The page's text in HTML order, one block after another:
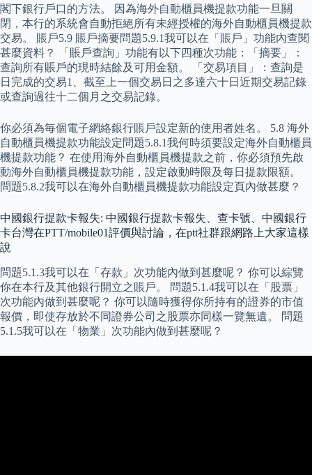
閣下銀行戶口的方法。 因為海外自動櫃員機提款功能一旦關
閉，本行的系統會自動拒絕所有未經授權的海外自動櫃員機提款
交易。 賬戶5.9 賬戶摘要問題5.9.1我可以在「賬戶」功能內查閱
甚麼資料？ 「賬戶查詢」功能有以下四種次功能：「摘要」：
查詢所有賬戶的現時結餘及可用金額。 「交易項目」：查詢是
日完成的交易1、截至上一個交易日之多達六十日近期交易記錄
或查詢過往十二個月之交易記錄。
你必須為毎個電子網絡銀行賬戶設定新的使用者姓名。 5.8 海外
自動櫃員機提款功能設定問題5.8.1我何時須要設定海外自動櫃員
機提款功能？ 在使用海外自動櫃員機提款之前，你必須預先啟
動海外自動櫃員機提款功能，設定啟動時限及每日提款限額。
問題5.8.2我可以在海外自動櫃員機提款功能設定頁內做甚麼？
中國銀行提款卡報失: 中國銀行提款卡報失、查卡號、中國銀行
卡台灣在PTT/mobile01評價與討論，在ptt社群跟網路上大家這樣
說
問題5.1.3我可以在「存款」次功能內做到甚麼呢？ 你可以綜覽
你在本行及其他銀行開立之賬戶。 問題5.1.4我可以在「股票」
次功能內做到甚麼呢？ 你可以隨時獲得你所持有的證券的市值
報價，即使存放於不同證券公司之股票亦同樣一覽無遺。 問題
5.1.5我可以在「物業」次功能內做到甚麼呢？